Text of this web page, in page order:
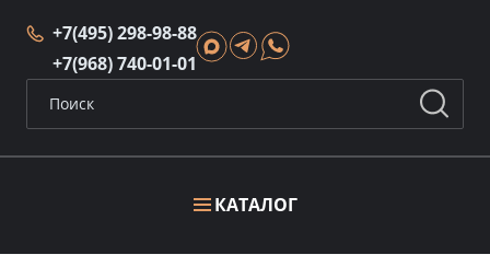
КАТАЛОГ
+7(495) 298-98-88
+7(968) 740-01-01